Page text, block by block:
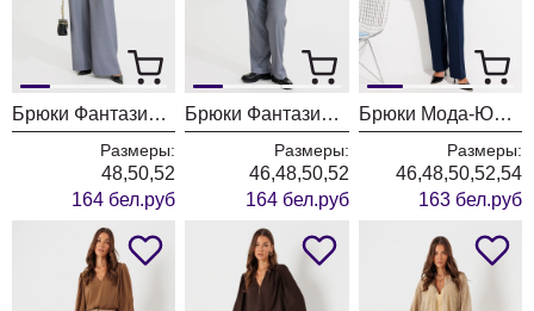
Брюки Фантазия Мод 4872/1
Размеры:
48,50,52
164 бел.руб
Брюки Фантазия Мод 4871/1
Размеры:
46,48,50,52
164 бел.руб
Брюки Мода-Юрс 26-2895 синий
Размеры:
46,48,50,52,54
163 бел.руб